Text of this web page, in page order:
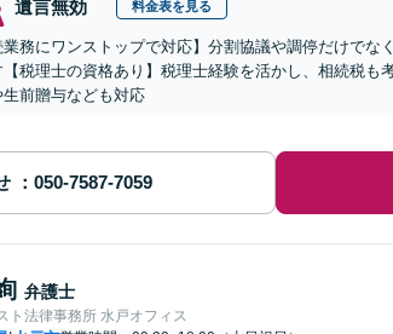
遺言無効 料金表を見る
業務にワンストップで対応】分割協議や調停だけで
【税理士の資格あり】税理士経験を活かし、相続税
生前贈与なども対応
弁護士
ト法律事務所 水戸オフィス